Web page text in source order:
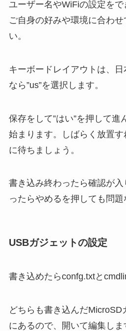
ユーザー名やWiFiの設定を
ご自身の好みや環境に合わせ
い。
キーボードレイアウトは、日
なら”us”を選択します。
保存をして”はい”を押して進
始まります。しばらく放置
に待ちましょう。
書き込み終わったら確認が
ったらやめるを押しても問題
USBガジェットの設定
書き込めたらconfg.txtと
どちらも書き込んだ
にあるので、開いて編集しま